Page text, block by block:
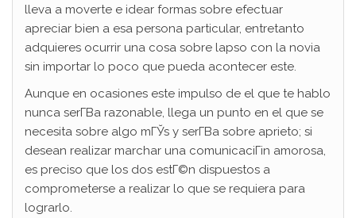
lleva a moverte e idear formas sobre efectuar
apreciar bien a esa persona particular, entretanto
adquieres ocurrir una cosa sobre lapso con la novia
sin importar lo poco que pueda acontecer este.
Aunque en ocasiones este impulso de el que te hablo
nunca serГ­В­a razonable, llega un punto en el que se
necesita sobre algo mГЎs y serГ­В­a sobre aprieto; si
desean realizar marchar una comunicaciГіn amorosa,
es preciso que los dos estГ©n dispuestos a
comprometerse a realizar lo que se requiera para
lograrlo.